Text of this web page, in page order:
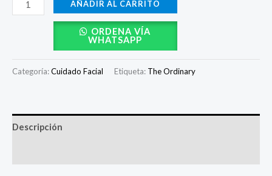
AÑADIR AL CARRITO
ORDENA VÍA
WHATSAPP
Categoría:Cuidado Facial Etiqueta: The Ordinary
Descripción